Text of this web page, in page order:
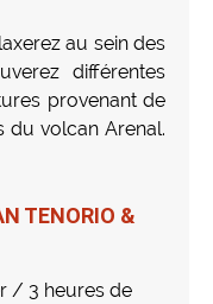
au sein des
différentes
provenant de
du volcan Arenal.
TENORIO &
/ 3 heures de